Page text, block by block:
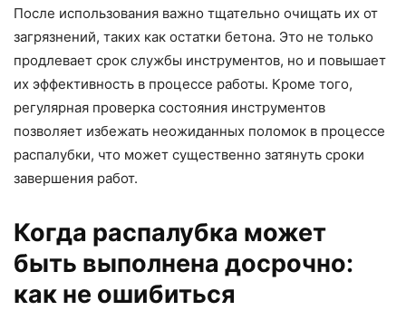
После использования важно тщательно очищать их от
загрязнений, таких как остатки бетона. Это не только
продлевает срок службы инструментов, но и повышает
их эффективность в процессе работы. Кроме того,
регулярная проверка состояния инструментов
позволяет избежать неожиданных поломок в процессе
распалубки, что может существенно затянуть сроки
завершения работ.
Когда распалубка может
быть выполнена досрочно:
как не ошибиться